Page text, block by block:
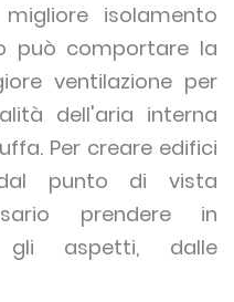
isolamento
può comportare la
ventilazione per
dell'aria interna
Per creare edifici
punto di vista
prendere in
gli aspetti, dalle